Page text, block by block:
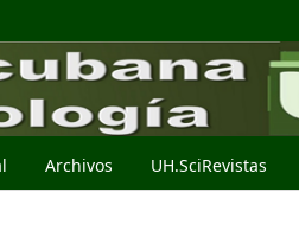
Archivos UH.SciRevistas